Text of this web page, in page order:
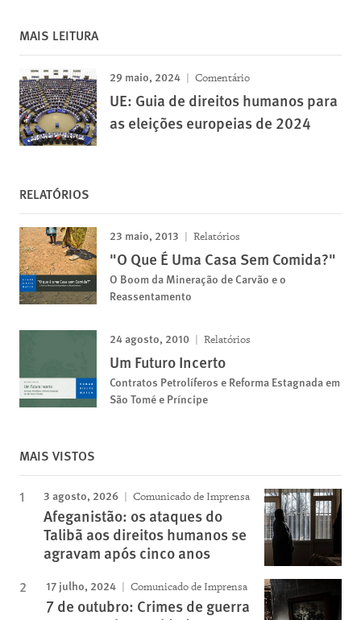
MAIS LEITURA
29 maio, 2024 Comentário
UE: Guia de direitos humanos para
as eleições europeias de 2024
RELATÓRIOS
23 maio, 2013 Relatórios
"O Que É Uma Casa Sem Comida?"
O Boom da Mineração de Carvão e o
Reassentamento
24 agosto, 2010 Relatórios
Um Futuro Incerto
Contratos Petrolíferos e Reforma Estagnada em
São Tomé e Príncipe
MAIS VISTOS
3 agosto, 2026 Comunicado de Imprensa
Afeganistão: os ataques do
Talibã aos direitos humanos se
agravam após cinco anos
17 julho, 2024 Comunicado de Imprensa
7 de outubro: Crimes de guerra